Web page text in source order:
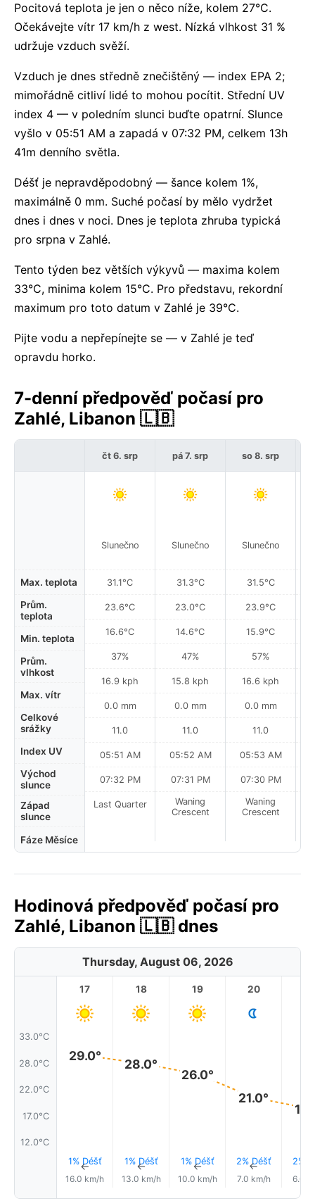
Pocitová teplota je jen o něco níže, kolem 27°C.
Očekávejte vítr 17 km/h z west. Nízká vlhkost 31 %
udržuje vzduch svěží.
Vzduch je dnes středně znečištěný — index EPA 2;
mimořádně citliví lidé to mohou pocítit. Střední UV
index 4 — v poledním slunci buďte opatrní. Slunce
vyšlo v 05:51 AM a zapadá v 07:32 PM, celkem 13h
41m denního světla.
Déšť je nepravděpodobný — šance kolem 1%,
maximálně 0 mm. Suché počasí by mělo vydržet
dnes i dnes v noci. Dnes je teplota zhruba typická
pro srpna v Zahlé.
Tento týden bez větších výkyvů — maxima kolem
33°C, minima kolem 15°C. Pro představu, rekordní
maximum pro toto datum v Zahlé je 39°C.
Pijte vodu a nepřepínejte se — v Zahlé je teď
opravdu horko.
7-denní předpověď počasí pro
Zahlé, Libanon 🇱🇧
Max. teplota
Prům.
teplota
Min. teplota
Prům.
vlhkost
Max. vítr
Celkové
srážky
Index UV
Východ
slunce
Západ
slunce
Fáze Měsíce
čt 6. srp
Slunečno
31.1°C
23.6°C
16.6°C
37%
16.9 kph
0.0 mm
11.0
05:51 AM
07:32 PM
Last Quarter
pá 7. srp
Slunečno
31.3°C
23.0°C
14.6°C
47%
15.8 kph
0.0 mm
11.0
05:52 AM
07:31 PM
Waning
Crescent
so 8. srp
Slunečno
31.5°C
23.9°C
15.9°C
57%
16.6 kph
0.0 mm
11.0
05:53 AM
07:30 PM
Waning
Crescent
Hodinová předpověď počasí pro
Zahlé, Libanon 🇱🇧 dnes
Thursday, August 06, 2026
33.0°C
28.0°C
22.0°C
17.0°C
12.0°C
17
29.0°
1% Déšť
↑
16.0 km/h
18
28.0°
1% Déšť
↑
13.0 km/h
19
26.0°
1% Déšť
↑
10.0 km/h
20
21.0°
2% Déšť
↑
7.0 km/h
2%
6.0